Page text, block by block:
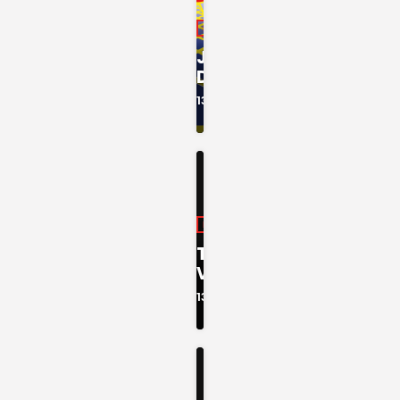
INFORMAÇÃO
JORNAL
DA TARDE
13:00 - 13:30
INFORMAÇÃO
TARDE
VIVA
13:30 - 17:00